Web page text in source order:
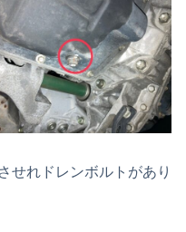
せれドレンボルトがあり